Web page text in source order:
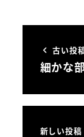
古い投
細かな
新しい投稿